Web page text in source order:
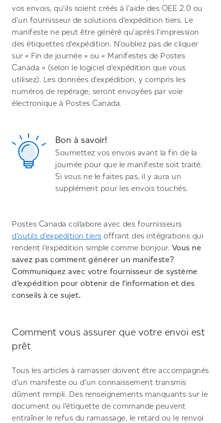
vos envois, qu’ils soient créés à l’aide des OEE 2.0 ou
d’un fournisseur de solutions d’expédition tiers. Le
manifeste ne peut être généré qu’après l’impression
des étiquettes d’expédition. N’oubliez pas de cliquer
sur « Fin de journée » ou « Manifestes de Postes
Canada » (selon le logiciel d’expédition que vous
utilisez). Les données d’expédition, y compris les
numéros de repérage, seront envoyées par voie
électronique à Postes Canada.
Bon à savoir!
Soumettez vos envois avant la fin de la
journée pour que le manifeste soit traité.
Si vous ne le faites pas, il y aura un
supplément pour les envois touchés.
Postes Canada collabore avec des fournisseurs
d’outils d’expédition tiers offrant des intégrations qui
rendent l’expédition simple comme bonjour. Vous ne
savez pas comment générer un manifeste?
Communiquez avec votre fournisseur de système
d’expédition pour obtenir de l’information et des
conseils à ce sujet.
Comment vous assurer que votre envoi est
prêt
Tous les articles à ramasser doivent être accompagnés
d’un manifeste ou d’un connaissement transmis
dûment rempli. Des renseignements manquants sur le
document ou l’étiquette de commande peuvent
entraîner le refus du ramassage, le retard ou le renvoi